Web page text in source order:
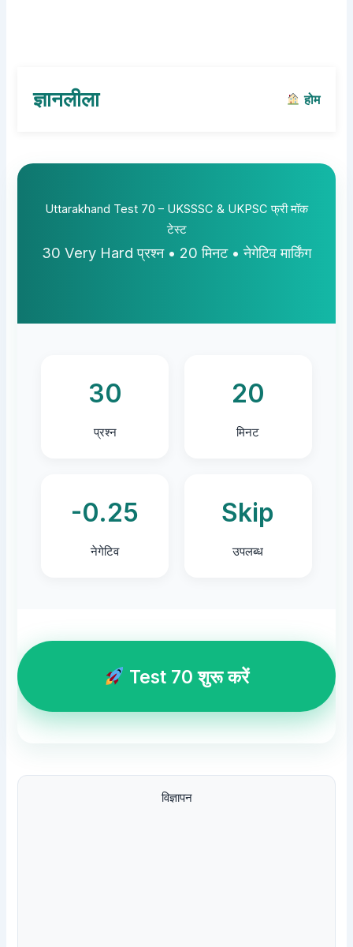
ज्ञानलीला होम
Uttarakhand Test 70 – UKSSSC & UKPSC फ्री मॉक
टेस्ट
30 Very Hard प्रश्न • 20 मिनट • नेगेटिव मार्किंग
30
प्रश्न
20
मिनट
-0.25
नेगेटिव
Skip
उपलब्ध
Test 70 शुरू करें
विज्ञापन